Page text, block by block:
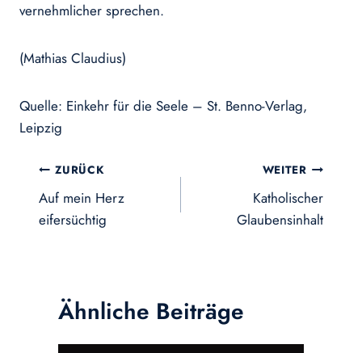
vernehmlicher sprechen.
(Mathias Claudius)
Quelle: Einkehr für die Seele – St. Benno-Verlag,
Leipzig
Beitragsnavigation
ZURÜCK
Auf mein Herz
eifersüchtig
WEITER
Katholischer
Glaubensinhalt
Ähnliche Beiträge